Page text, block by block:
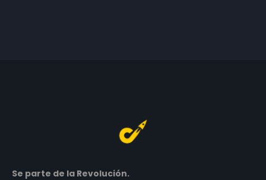
Se parte de la Revolución.